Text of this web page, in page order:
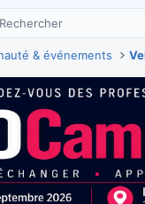
Rechercher
& événements